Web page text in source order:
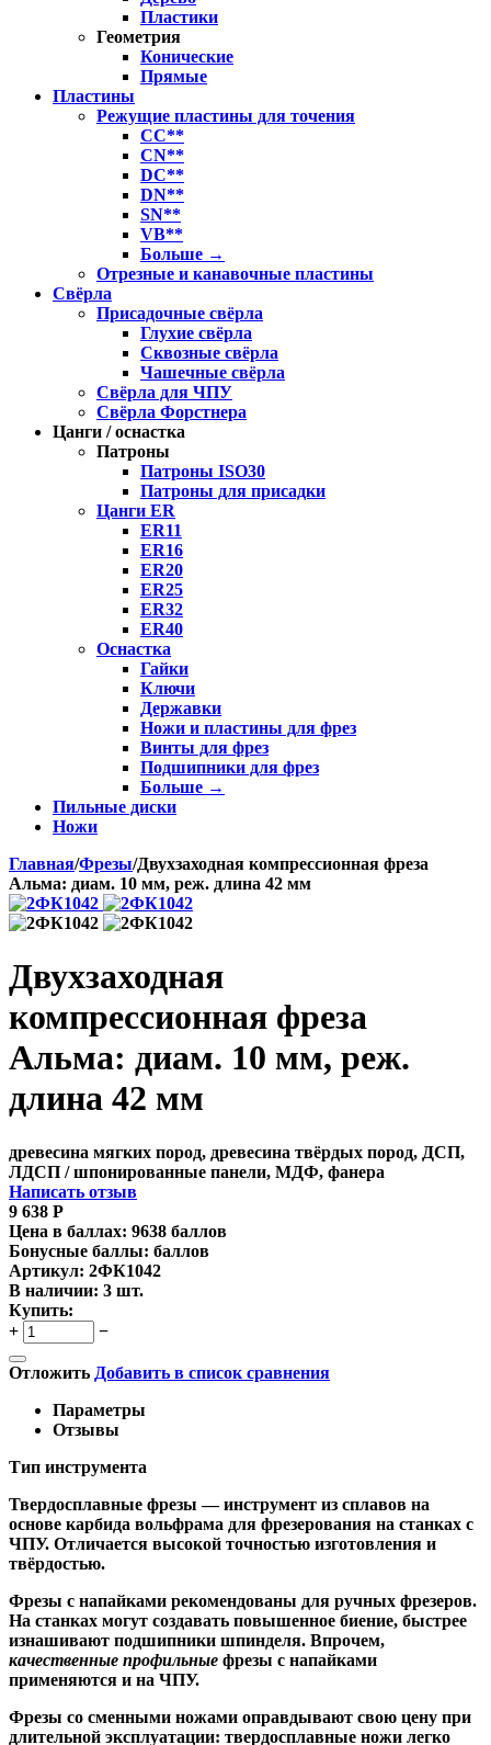
Пластики
Геометрия
Конические
Прямые
Пластины
Режущие пластины для точения
CC**
CN**
DC**
DN**
SN**
VB**
Больше →
Отрезные и канавочные пластины
Свёрла
Присадочные свёрла
Глухие свёрла
Сквозные свёрла
Чашечные свёрла
Свёрла для ЧПУ
Свёрла Форстнера
Цанги / оснастка
Патроны
Патроны ISO30
Патроны для присадки
Цанги ER
ER11
ER16
ER20
ER25
ER32
ER40
Оснастка
Гайки
Ключи
Державки
Ножи и пластины для фрез
Винты для фрез
Подшипники для фрез
Больше →
Пильные диски
Ножи
Главная/Фрезы/Двухзаходная компрессионная фреза
Альма: диам. 10 мм, реж. длина 42 мм
Двухзаходная
компрессионная фреза
Альма: диам. 10 мм, реж.
длина 42 мм
древесина мягких пород, древесина твёрдых пород, ДСП,
ЛДСП / шпонированные панели, МДФ, фанера
Написать отзыв
9 638 Р
Цена в баллах: 9638 баллов
Бонусные баллы: баллов
Артикул: 2ФК1042
В наличии: 3 шт.
Купить:
+
−
Отложить Добавить в список сравнения
Параметры
Отзывы
Тип инструмента
Твердосплавные фрезы — инструмент из сплавов на
основе карбида вольфрама для фрезерования на станках с
ЧПУ. Отличается высокой точностью изготовления и
твёрдостью.
Фрезы с напайками рекомендованы для ручных фрезеров.
На станках могут создавать повышенное биение, быстрее
изнашивают подшипники шпинделя. Впрочем,
качественные профильные фрезы с напайками
применяются и на ЧПУ.
Фрезы со сменными ножами оправдывают свою цену при
длительной эксплуатации: твердосплавные ножи легко